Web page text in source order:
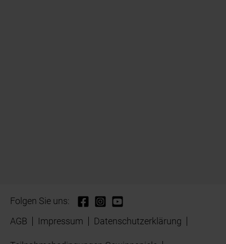
Folgen Sie uns:
AGB
Impressum Datenschutzerklärung